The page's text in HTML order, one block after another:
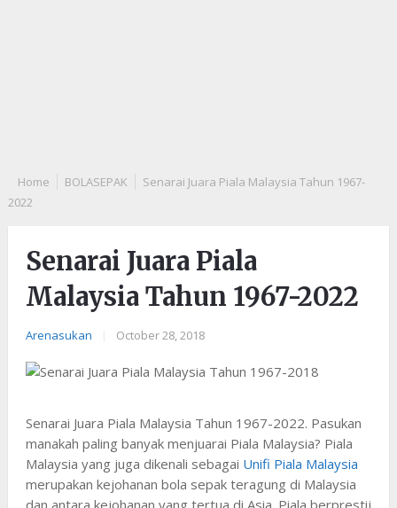
Home BOLASEPAK
Senarai Juara Piala Malaysia Tahun 1967-
2022
Senarai Juara Piala
Malaysia Tahun 1967-2022
Arenasukan October 28, 2018
Senarai Juara Piala Malaysia Tahun 1967-2022. Pasukan
manakah paling banyak menjuarai Piala Malaysia? Piala
Malaysia yang juga dikenali sebagai Unifi Piala Malaysia
merupakan kejohanan bola sepak teragung di Malaysia
dan antara kejohanan yang tertua di Asia. Piala berprestij